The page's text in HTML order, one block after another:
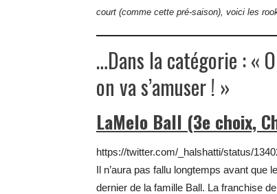
court (comme cette pré-saison), voici les
…Dans la catégorie : «
on va s’amuser ! »
LaMelo Ball (3e choix,
https://twitter.com/_halshatti/status/
Il n’aura pas fallu longtemps avant que
dernier de la famille Ball. La franchise de